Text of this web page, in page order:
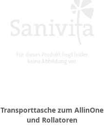
Transporttasche zum AllinOne
und Rollatoren